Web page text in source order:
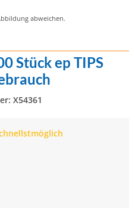
abweichen.
Stück ep TIPS
X54361